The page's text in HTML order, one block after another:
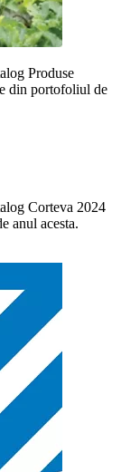
Produse
din portofoliul de
Corteva 2024
anul acesta.